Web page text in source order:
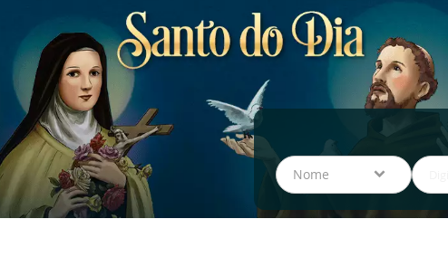
Nome